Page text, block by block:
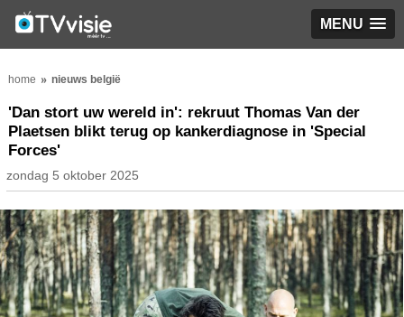
MENU
home nieuws belgië
'Dan stort uw wereld in': rekruut Thomas Van der
Plaetsen blikt terug op kankerdiagnose in 'Special
Forces'
zondag 5 oktober 2025